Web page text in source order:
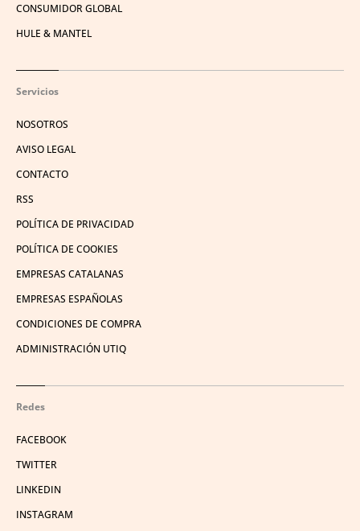
CONSUMIDOR GLOBAL
HULE & MANTEL
Servicios
NOSOTROS
AVISO LEGAL
CONTACTO
RSS
POLÍTICA DE PRIVACIDAD
POLÍTICA DE COOKIES
EMPRESAS CATALANAS
EMPRESAS ESPAÑOLAS
CONDICIONES DE COMPRA
ADMINISTRACIÓN UTIQ
Redes
FACEBOOK
TWITTER
LINKEDIN
INSTAGRAM